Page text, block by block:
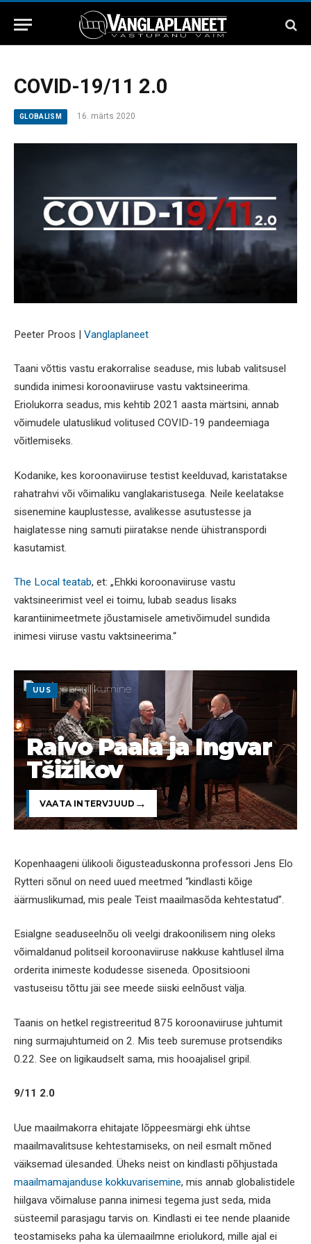
COVID-19/11 2.0
GLOBALISM 16. märts 2020
Peeter Proos | Vanglaplaneet
Taani võttis vastu erakorralise seaduse, mis lubab valitsusel
sundida inimesi koroonaviiruse vastu vaktsineerima.
Eriolukorra seadus, mis kehtib 2021 aasta märtsini, annab
võimudele ulatuslikud volitused COVID-19 pandeemiaga
võitlemiseks.
Kodanike, kes koroonaviiruse testist keelduvad, karistatakse
rahatrahvi või võimaliku vanglakaristusega. Neile keelatakse
sisenemine kauplustesse, avalikesse asutustesse ja
haiglatesse ning samuti piiratakse nende ühistranspordi
kasutamist.
The Local teatab, et: „Ehkki koroonaviiruse vastu
vaktsineerimist veel ei toimu, lubab seadus lisaks
karantiinimeetmete jõustamisele ametivõimudel sundida
inimesi viiruse vastu vaktsineerima.“
UUS
Raivo Paala ja Ingvar
Tšižikov
VAATA INTERVJUUD
Kopenhaageni ülikooli õigusteaduskonna professori Jens Elo
Rytteri sõnul on need uued meetmed “kindlasti kõige
äärmuslikumad, mis peale Teist maailmasõda kehtestatud”.
Esialgne seaduseelnõu oli veelgi drakoonilisem ning oleks
võimaldanud politseil koroonaviiruse nakkuse kahtlusel ilma
orderita inimeste kodudesse siseneda. Opositsiooni
vastuseisu tõttu jäi see meede siiski eelnõust välja.
Taanis on hetkel registreeritud 875 koroonaviiruse juhtumit
ning surmajuhtumeid on 2. Mis teeb suremuse protsendiks
0.22. See on ligikaudselt sama, mis hooajalisel gripil.
9/11 2.0
Uue maailmakorra ehitajate lõppeesmärgi ehk ühtse
maailmavalitsuse kehtestamiseks, on neil esmalt mõned
väiksemad ülesanded. Üheks neist on kindlasti põhjustada
maailmamajanduse kokkuvarisemine, mis annab globalistidele
hiilgava võimaluse panna inimesi tegema just seda, mida
süsteemil parasjagu tarvis on. Kindlasti ei tee nende plaanide
teostamiseks paha ka ülemaailmne eriolukord, mille ajal ei